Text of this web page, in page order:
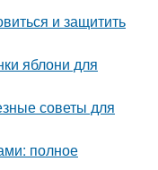
и защитить
яблони для
советы для
полное